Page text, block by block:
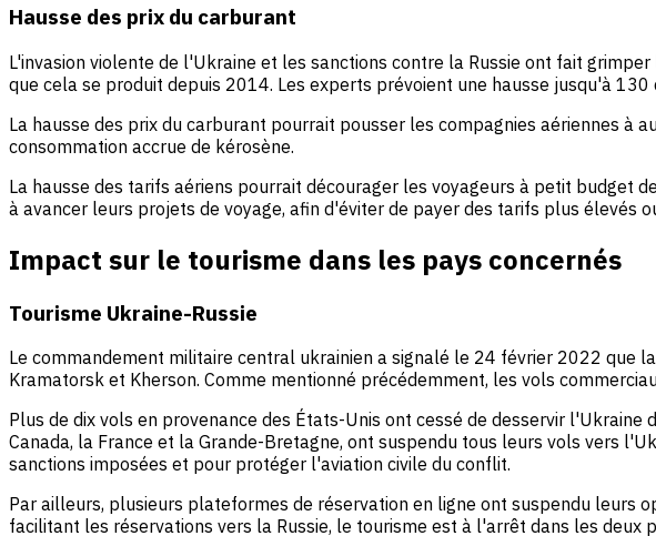
Hausse des prix du carburant
L'invasion violente de l'Ukraine et les sanctions contre la Russie ont fait
que cela se produit depuis 2014. Les experts prévoient une hausse jusqu'à
La hausse des prix du carburant pourrait pousser les compagnies aériennes
consommation accrue de kérosène.
La hausse des tarifs aériens pourrait décourager les voyageurs à petit budget
à avancer leurs projets de voyage, afin d'éviter de payer des tarifs plus élevés
Impact sur le tourisme dans les pays concernés
Tourisme Ukraine-Russie
Le commandement militaire central ukrainien a signalé le 24 février 2022 que
Kramatorsk et Kherson. Comme mentionné précédemment, les vols
Plus de dix vols en provenance des États-Unis ont cessé de desservir
Canada, la France et la Grande-Bretagne, ont suspendu tous leurs vols vers
sanctions imposées et pour protéger l'aviation civile du conflit.
Par ailleurs, plusieurs plateformes de réservation en ligne ont suspendu leurs
facilitant les réservations vers la Russie, le tourisme est à l'arrêt dans les deux